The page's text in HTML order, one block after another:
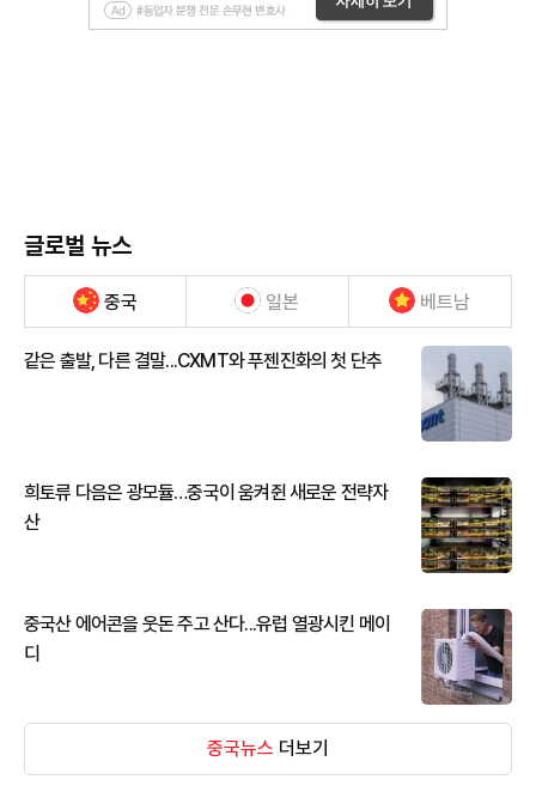
글로벌 뉴스
중국 일본 베트남
같은 출발, 다른 결말...CXMT와 푸젠진화의 첫 단추
희토류 다음은 광모듈…중국이 움켜쥔 새로운 전략자
산
중국산 에어콘을 웃돈 주고 산다...유럽 열광시킨 메이
디
중국뉴스 더보기